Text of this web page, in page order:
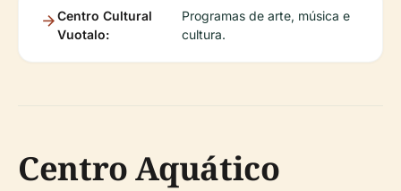
Centro Cultural
Vuotalo:
Programas de arte, música e
cultura.
Centro Aquático